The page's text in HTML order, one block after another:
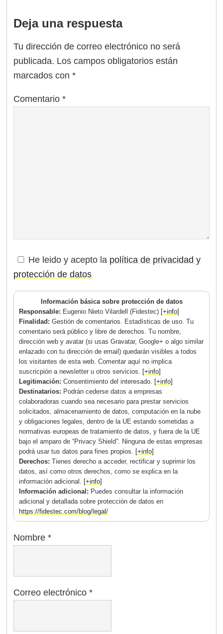
Deja una respuesta
Tu dirección de correo electrónico no será
publicada. Los campos obligatorios están
marcados con*
Comentario*
He leido y acepto la política de privacidad y
protección de datos
Información básica sobre protección de datos
Responsable: Eugenio Nieto Vilardell (Fidestec) [+info]
Finalidad:Gestión de comentarios. Estadísticas de uso. Tu
comentario será público y libre de derechos. Tu nombre,
dirección web y avatar (si usas Gravatar, Google+ o algo similar
enlazado con tu dirección de email) quedarán visibles a todos
los visitantes de esta web. Comentar aquí no implica
suscricpión a newsletter u otros servicios. [+info]
Legitimación:Consentimiento del interesado. [+info]
Destinatarios: Podrán cederse datos a empresas
colaboradoras cuando sea necesario para prestar servicios
solicitados, almacenamiento de datos, computación en la nube
y obligaciones legales, dentro de la UE estando sometidas a
normativas europeas de tratamiento de datos, y fuera de la UE
bajo el amparo de “Privacy Shield”. Ninguna de estas empresas
podrá usar tus datos para fines propios. [+info]
Derechos:Tienes derecho a acceder, rectificar y suprimir los
datos, así como otros derechos, como se explica en la
información adicional. [+info]
Información adicional: Puedes consultar la información
adicional y detallada sobre protección de datos en
https://fidestec.com/blog/legal/
Nombre*
Correo electrónico*